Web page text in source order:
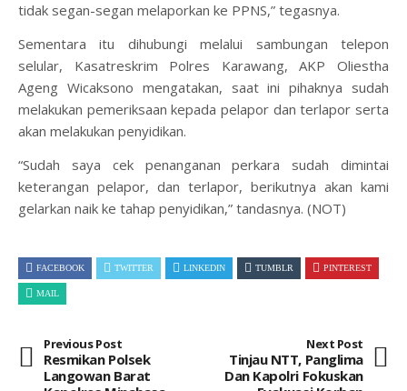
tidak segan-segan melaporkan ke PPNS,” tegasnya.
Sementara itu dihubungi melalui sambungan telepon
selular, Kasatreskrim Polres Karawang, AKP Oliestha
Ageng Wicaksono mengatakan, saat ini pihaknya sudah
melakukan pemeriksaan kepada pelapor dan terlapor serta
akan melakukan penyidikan.
“Sudah saya cek penanganan perkara sudah dimintai
keterangan pelapor, dan terlapor, berikutnya akan kami
gelarkan naik ke tahap penyidikan,” tandasnya. (NOT)
FACEBOOK TWITTER LINKEDIN TUMBLR PINTEREST
MAIL
Previous Post
Resmikan Polsek
Langowan Barat
Next Post
Tinjau NTT, Panglima
Dan Kapolri Fokuskan